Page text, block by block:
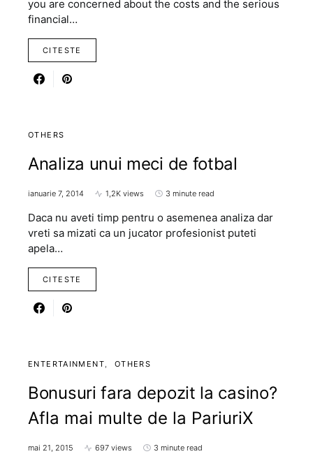
you are concerned about the costs and the serious
financial…
CITESTE
OTHERS
Analiza unui meci de fotbal
ianuarie 7, 2014 1,2K views 3 minute read
Daca nu aveti timp pentru o asemenea analiza dar
vreti sa mizati ca un jucator profesionist puteti
apela…
CITESTE
ENTERTAINMENT OTHERS
Bonusuri fara depozit la casino?
Afla mai multe de la PariuriX
mai 21, 2015 697 views 3 minute read